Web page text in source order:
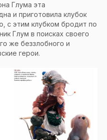
Глума эта
и приготовила клубок
с этим клубком бродит по
Глум в поисках своего
же беззлобного и
герои.